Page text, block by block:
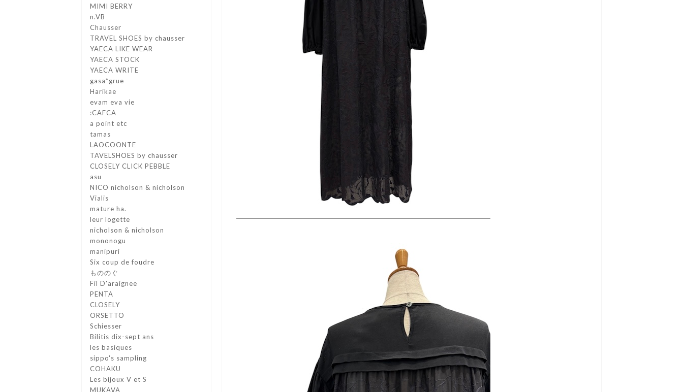
MIMI BERRY
n.VB
Chausser
TRAVEL SHOES by chausser
YAECA LIKE WEAR
YAECA STOCK
YAECA WRITE
gasa*grue
Harikae
evam eva vie
:CAFCA
a point etc
tamas
LAOCOONTE
TAVELSHOES by chausser
CLOSELY CLICK PEBBLE
asu
NICO nicholson & nicholson
Vialis
mature ha.
leur logette
nicholson & nicholson
mononogu
manipuri
Six coup de foudre
もののぐ
Fil D'araignee
PENTA
CLOSELY
ORSETTO
Schiesser
Bilitis dix-sept ans
les basiques
sippo's sampling
COHAKU
Les bijoux V et S
MUKAVA